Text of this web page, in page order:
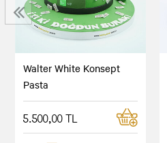
Walter White Konsept
Pasta
5.500,00 TL
‹